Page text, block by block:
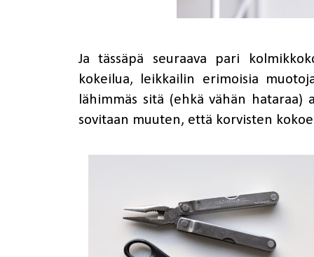
Ja tässäpä seuraava pari
kokeilua, leikkailin erimoisia
lähimmäs sitä (ehkä vähän
sovitaan muuten, että korvisten